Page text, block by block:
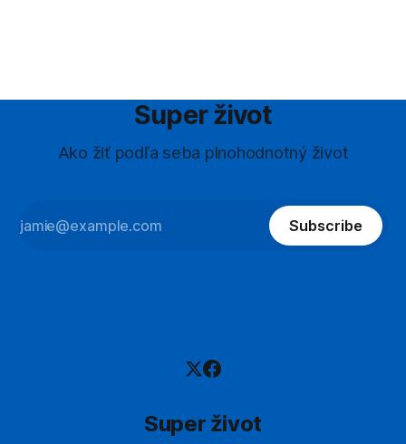
Super život
Ako žiť podľa seba plnohodnotný život
Subscribe
Super život